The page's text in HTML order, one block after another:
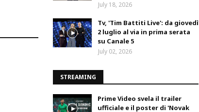
July 18, 2026
Tv, 'Tim Battiti Live': da giovedì
2 luglio al via in prima serata
su Canale 5
July 02, 2026
STREAMING
Prime Video svela il trailer
ufficiale e il poster di 'Novak